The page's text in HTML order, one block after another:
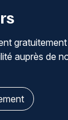
gratuitement
auprès de